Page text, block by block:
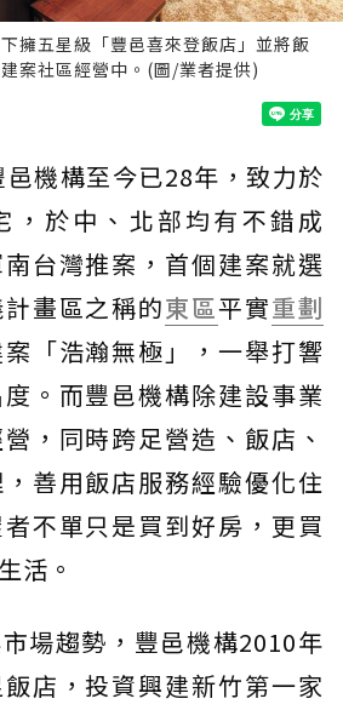
擁五星級「豐邑喜來登飯店」並將飯
案社區經營中。(圖/業者提供)
機構至今已28年，致力於
，於中、北部均有不錯成
台灣推案，首個建案就選
畫區之稱的東區平實重劃
案「浩瀚無極」，一舉打響
。而豐邑機構除建設事業
，同時跨足營造、飯店、
善用飯店服務經驗優化住
不單只是買到好房，更買
活。
場趨勢，豐邑機構2010年
店，投資興建新竹第一家